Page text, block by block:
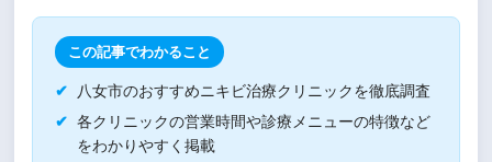
この記事でわかること
八女市のおすすめニキビ治療クリニックを徹底調査
各クリニックの営業時間や診療メニューの特徴など
をわかりやすく掲載